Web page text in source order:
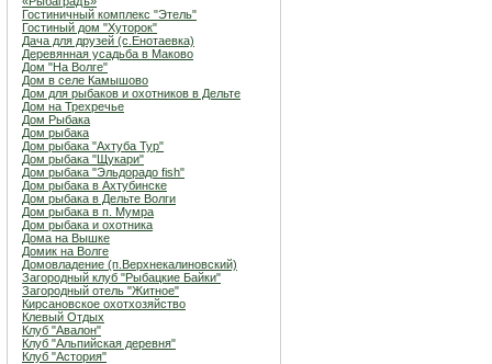
Гостиничный комплекс "Этель"
Гостиный дом "Хуторок"
Дача для друзей (с.Енотаевка)
Деревянная усадьба в Маково
Дом "На Волге"
Дом в селе Камышово
Дом для рыбаков и охотников в Дельте
Дом на Трехречье
Дом Рыбака
Дом рыбака
Дом рыбака "Ахтуба Тур"
Дом рыбака "Щукари"
Дом рыбака "Эльдорадо fish"
Дом рыбака в Ахтубинске
Дом рыбака в Дельте Волги
Дом рыбака в п. Мумра
Дом рыбака и охотника
Дома на Вышке
Домик на Волге
Домовладение (п.Верхнекалиновский)
Загородный клуб "Рыбацкие Байки"
Загородный отель "Житное"
Кирсановское охотхозяйство
Клевый Отдых
Клуб "Авалон"
Клуб "Альпийская деревня"
Клуб "Астория"